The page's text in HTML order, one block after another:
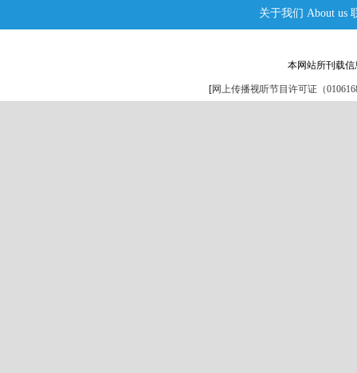
关于我们 About us
本网站所刊载
[网上传播视听节目许可证（